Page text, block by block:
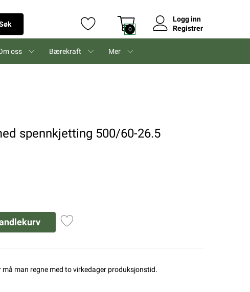
0
Logg inn
Registrer
oss Bærekraft Mer
spennkjetting 500/60-26.5
man regne med to virkedager produksjonstid.